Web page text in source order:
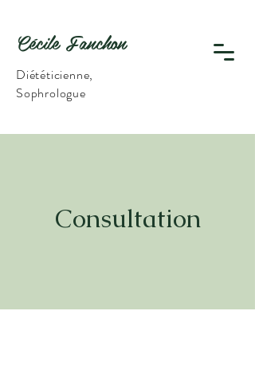
Cécile Fanchon
Diététicienne,
Sophrologue
Consultation